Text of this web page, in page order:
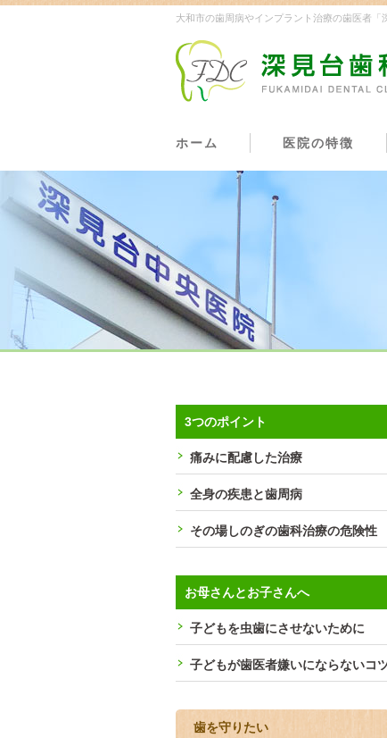
大和市の歯周病やインプラント治療の歯医者
ホーム 医院の特徴
3つのポイント
痛みに配慮した治療
全身の疾患と歯周病
その場しのぎの歯科治療の危険性
お母さんとお子さんへ
子どもを虫歯にさせないために
子どもが歯医者嫌いにならないコ
歯を守りたい